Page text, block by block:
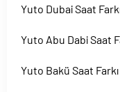
Yuto Dubai Saat
Yuto Abu Dabi Saat
Yuto Bakü Saat